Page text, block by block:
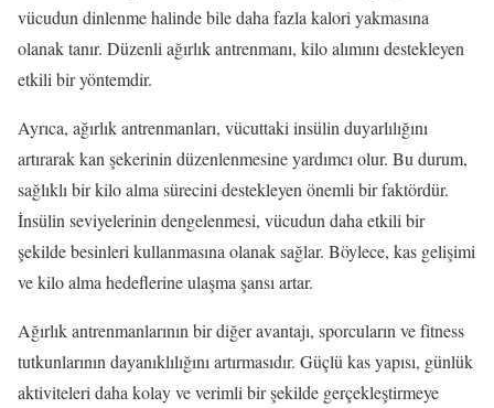
vücudun dinlenme halinde bile daha fazla kalori yakmasına
olanak tanır. Düzenli ağırlık antrenmanı, kilo alımını destekleyen
etkili bir yöntemdir.
Ayrıca, ağırlık antrenmanları, vücuttaki insülin duyarlılığını
artırarak kan şekerinin düzenlenmesine yardımcı olur. Bu durum,
sağlıklı bir kilo alma sürecini destekleyen önemli bir faktördür.
İnsülin seviyelerinin dengelenmesi, vücudun daha etkili bir
şekilde besinleri kullanmasına olanak sağlar. Böylece, kas gelişimi
ve kilo alma hedeflerine ulaşma şansı artar.
Ağırlık antrenmanlarının bir diğer avantajı, sporcuların ve fitness
tutkunlarının dayanıklılığını artırmasıdır. Güçlü kas yapısı, günlük
aktiviteleri daha kolay ve verimli bir şekilde gerçekleştirmeye